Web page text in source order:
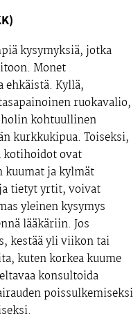
kysymyksiä, jotka
Monet
Kyllä,
ruokavalio,
kohtuullinen
kurkkukipua. Toiseksi,
ovat
kuumat ja kylmät
tietyt yrtit, voivat
yleinen kysymys
lääkäriin. Jos
kestää yli viikon tai
kuten korkea kuume
konsultoida
poissulkemiseksi